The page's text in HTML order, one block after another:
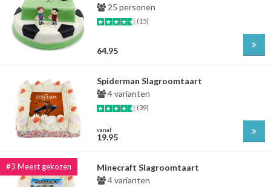
25 personen
(15)
64.95
Spiderman Slagroomtaart
4 varianten
(39)
vanaf
19.95
Minecraft Slagroomtaart
4 varianten